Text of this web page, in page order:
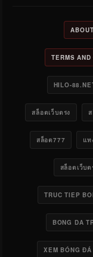
TERMS
HILO-
สล็อตเว็บตรง
สล็อต777 แท
สล็อตเว็บต
TRUC TIEP
BONG DA
XEM BÓNG ĐÁ